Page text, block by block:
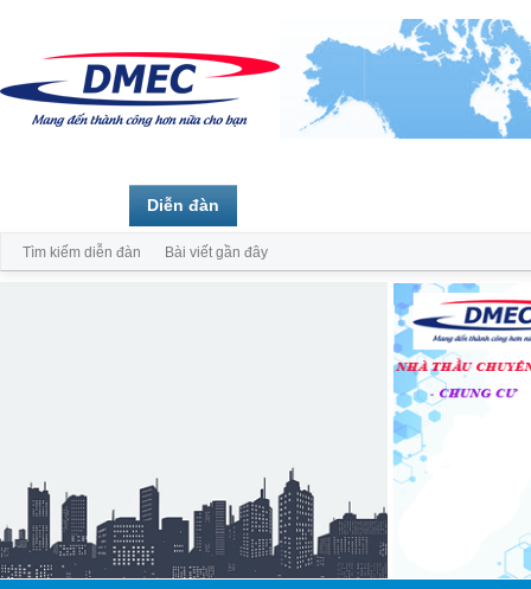
Diễn đàn
Tìm kiếm diễn đàn Bài viết gần đây